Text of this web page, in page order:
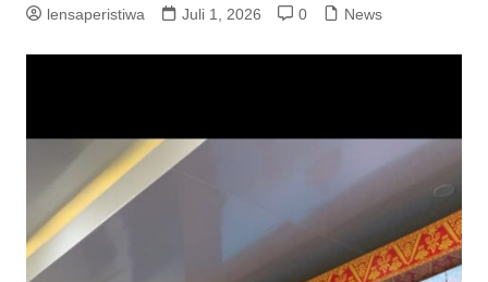
lensaperistiwa Juli 1, 2026 0 News